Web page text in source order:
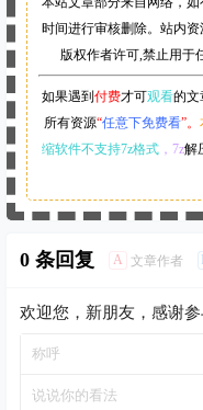
时间进行审核删除。站内
版权作者许可,禁止用于
如果遇到 付费才可观看的文
所有资源“任意下免费看”。
缩软件不支持7z格式，7z解
0 条回复 A 文章作者
欢迎您，新朋友，感谢参